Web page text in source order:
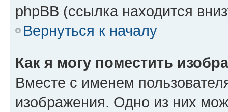
phpBB (ссылка находится
Вернуться к началу
Как я могу поместить
Вместе с именем
изображения. Одно из них